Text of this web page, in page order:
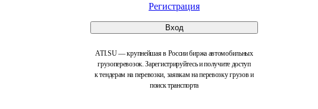
Регистрация
Вход
ATI.SU — крупнейшая в России биржа автомобильных
грузоперевозок. Зарегистрируйтесь и получите доступ
к тендерам на перевозки, заявкам на перевозку грузов и
поиск транспорта